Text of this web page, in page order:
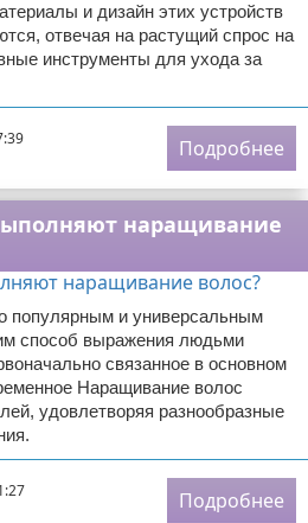
и дизайн этих устройств
отвечая на растущий спрос на
инструменты для ухода за
Подробнее
наращивание
популярным и универсальным
способ выражения людьми
связанное в основном
Наращивание волос
удовлетворяя разнообразные
Подробнее